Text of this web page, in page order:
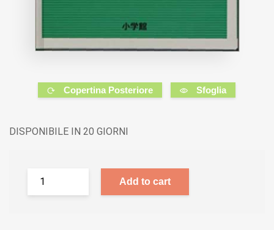
Copertina Posteriore Sfoglia
DISPONIBILE IN 20 GIORNI
Add to cart